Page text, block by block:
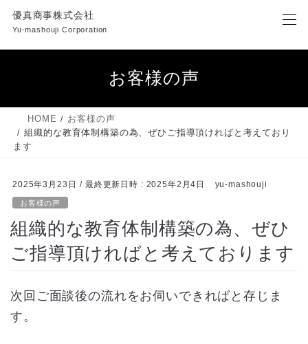
ン
キ
ー
に
優真商事株式会社
Yu-mashouji Corporation
お客様の声
HOME
お客様の声
組織的な教育体制構築の為、ぜひご指導頂ければと考えており
ます
2025年3月23日 / 最終更新日時 : 2025年2月4日 yu-mashouji
お客様の声
組織的な教育体制構築の為、ぜひ
ご指導頂ければと考えております
次回ご面談後の流れをお伺いできればと存じま
す。